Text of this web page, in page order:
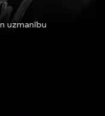
uzmanību